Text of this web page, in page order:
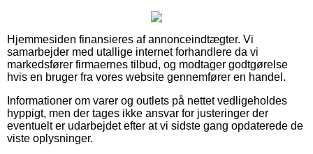
Hjemmesiden finansieres af annonceindtægter. Vi
samarbejder med utallige internet forhandlere da vi
markedsfører firmaernes tilbud, og modtager godtgørelse
hvis en bruger fra vores website gennemfører en handel.
Informationer om varer og outlets på nettet vedligeholdes
hyppigt, men der tages ikke ansvar for justeringer der
eventuelt er udarbejdet efter at vi sidste gang opdaterede de
viste oplysninger.